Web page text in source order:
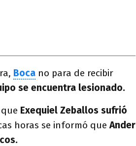
Boca no para de recibir
se encuentra lesionado.
Exequiel Zeballos sufrió
horas se informó queAnder